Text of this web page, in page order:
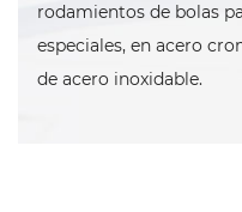
rodamientos de bolas
especiales, en acero
de acero inoxidable.